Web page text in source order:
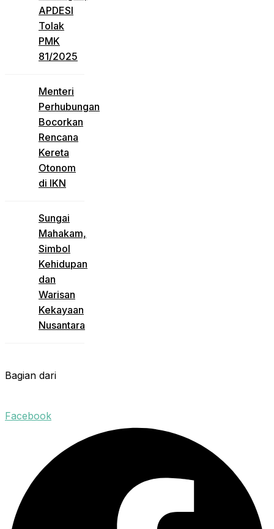
APDESI
Tolak
PMK
81/2025
Menteri
Perhubungan
Bocorkan
Rencana
Kereta
Otonom
di IKN
Sungai
Mahakam,
Simbol
Kehidupan
dan
Warisan
Kekayaan
Nusantara
Bagian dari
Facebook